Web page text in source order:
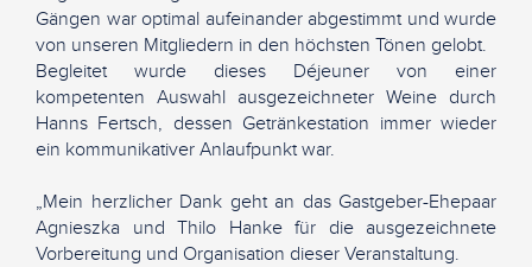
Gängen war optimal aufeinander abgestimmt und wurde
von unseren Mitgliedern in den höchsten Tönen gelobt.
Begleitet wurde dieses Déjeuner von einer
kompetenten Auswahl ausgezeichneter Weine durch
Hanns Fertsch, dessen Getränkestation immer wieder
ein kommunikativer Anlaufpunkt war.
„Mein herzlicher Dank geht an das Gastgeber-Ehepaar
Agnieszka und Thilo Hanke für die ausgezeichnete
Vorbereitung und Organisation dieser Veranstaltung.